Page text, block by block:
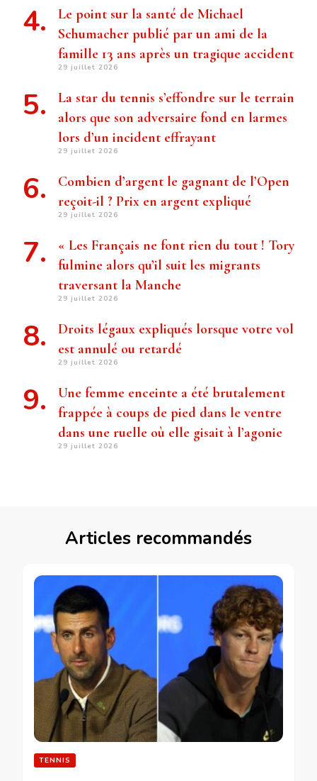
Le point sur la santé de Michael
Schumacher publié par un ami de la
famille 13 ans après un tragique accident
29 juillet 2026
La star du tennis s’effondre sur le terrain
alors que son adversaire fond en larmes
lors d’un incident effrayant
29 juillet 2026
Combien d’argent le gagnant de l’Open
reçoit-il ? Prix ​​en argent expliqué
29 juillet 2026
« Les Français ne font rien du tout ! Tory
fulmine alors qu’il suit les migrants
traversant la Manche
29 juillet 2026
Droits légaux expliqués lorsque votre vol
est annulé ou retardé
29 juillet 2026
Une femme enceinte a été brutalement
frappée à coups de pied dans le ventre
dans une ruelle où elle gisait à l’agonie
29 juillet 2026
Articles recommandés
TENNIS